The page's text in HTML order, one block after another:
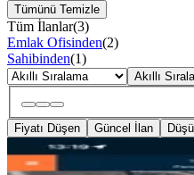
Tümünü Temizle
Tüm İlanlar(3)
Emlak Ofisinden(2)
Sahibinden(1)
Akıllı
Fiyatı Düşen Güncel İlan
YOLA YAKIN
Andırın